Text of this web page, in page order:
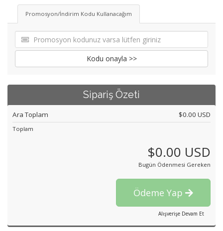
Promosyon/İndirim Kodu Kullanacağım
Kodu onayla >>
Sipariş Özeti
Ara Toplam $0.00 USD
Toplam
$0.00 USD
Bugün Ödenmesi Gereken
Ödeme Yap
Alışverişe Devam Et